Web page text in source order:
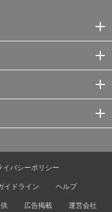
イバシーポリシー
イドライン
ヘルプ
広告掲載 運営会社